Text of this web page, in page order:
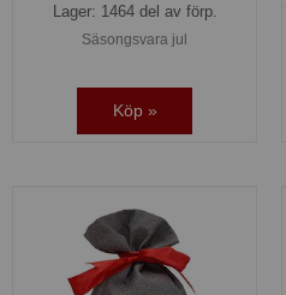
Lager: 1464 del av förp.
Säsongsvara jul
Köp »